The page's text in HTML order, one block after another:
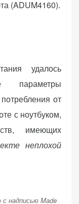
(ADUM4160).
удалось
параметры
от
с ноутбуком,
имеющих
неплохой
надписью Made